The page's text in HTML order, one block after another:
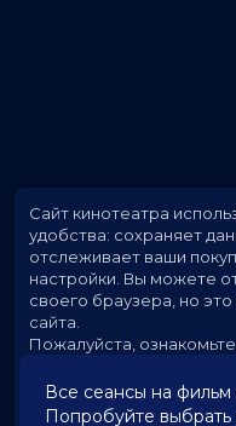
Все сеансы на фильм
Попробуйте выбрать
Сайт кинотеатра
удобства: сохраняет
отслеживает ваши
настройки. Вы можете
своего браузера, но
сайта.
Пожалуйста,